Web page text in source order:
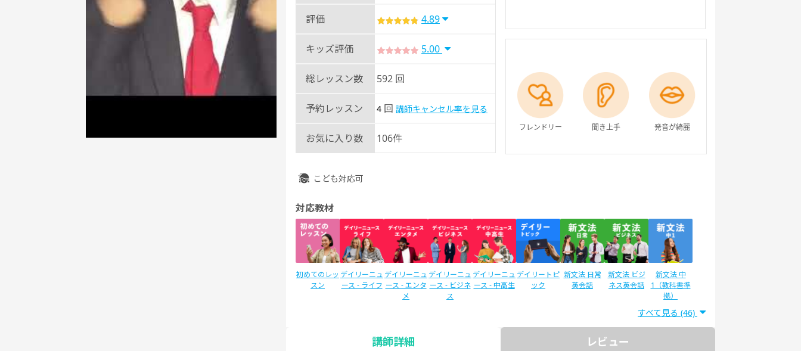
評価 4.89
キッズ評価 5.00
総レッスン数 592 回
予約レッスン 4 回 講師キャンセル率を見る
お気に入り数 106件
フレンドリー 聞き上手 発音が綺麗
こども対応可
対応教材
初めてのレッ
スン
デイリーニュ
ース - ライフ
デイリーニュ
ース - エンタ
メ
デイリーニュ
ース - ビジネ
ス
デイリーニュ
ース - 中高生
デイリートピ
ック
新文法 日常
英会話
新文法 ビジ
ネス英会話
新文法 中
1（教科書準
拠）
すべて見る (46)
講師詳細 レビュー